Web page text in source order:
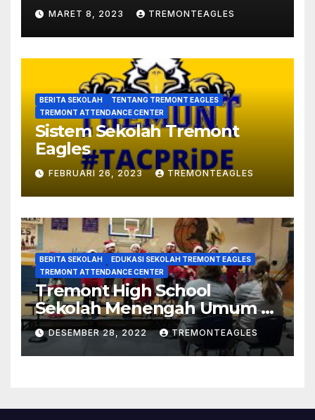
MARET 8, 2023 TREMONTEAGLES
BERITA SEKOLAH
TENTANG TREMONT EAGLES
TREMONT ATTENDANCE CENTER
Sistem Sekolah Tremont
Eagles
FEBRUARI 26, 2023 TREMONTEAGLES
BERITA SEKOLAH
EDUKASI SEKOLAH TREMONT EAGLES
TREMONT ATTENDANCE CENTER
Tremont High School
Sekolah Menengah Umum Di
Mississippi
DESEMBER 28, 2022 TREMONTEAGLES